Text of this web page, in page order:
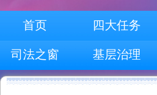
首页 四大任务
司法之窗 基层治理